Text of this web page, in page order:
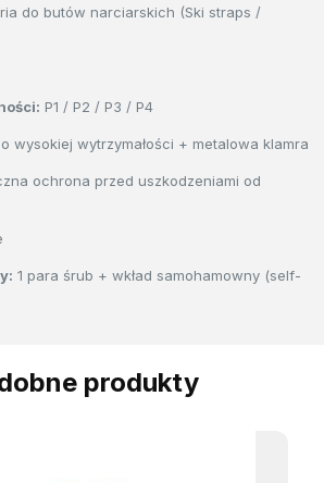
do butów narciarskich (Ski straps /
P1 / P2 / P3 / P4
wysokiej wytrzymałości + metalowa klamra
ochrona przed uszkodzeniami od
1 para śrub + wkład samohamowny (self-
produkty